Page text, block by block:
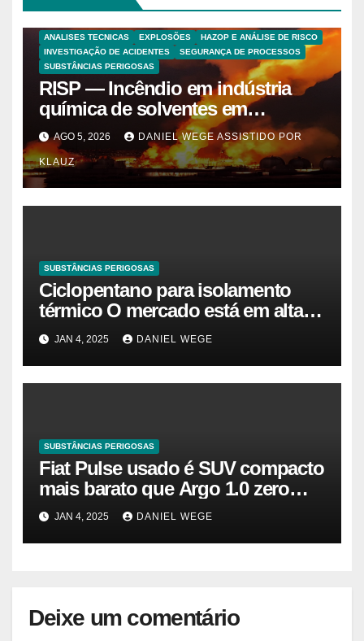
ANALISES TECNICAS EXPLOSÕES
HAZOP E ANÁLISE DE RISCO
INVESTIGAÇÃO DE ACIDENTES
SEGURANÇA DE PROCESSOS
SUBSTÂNCIAS PERIGOSAS
RISP — Incêndio em indústria
química de solventes em
Itaquaquecetuba/SP
(UNIQUIMA/Quema)
AGO 5, 2026 DANIEL WEGE ASSISTIDO POR
KLAUZ
SUBSTÂNCIAS PERIGOSAS
Ciclopentano para isolamento
térmico O mercado está em alta
agora. Vamos entender o
tamanho do mercado, a
participação e a previsão até 2032
JAN 4, 2025 DANIEL WEGE
SUBSTÂNCIAS PERIGOSAS
Fiat Pulse usado é SUV compacto
mais barato que Argo 1.0 zero
quilômetro
JAN 4, 2025 DANIEL WEGE
Deixe um comentário